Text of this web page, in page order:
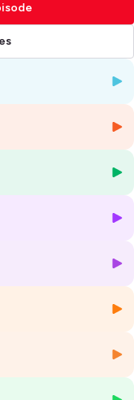
un sujet qui sera
avec des spécialistes
les dirigeants
de leurs options de
par la stratégie en
pour mon
et ses équipes dans
croissance priorisés que
que nous
externe, ou que ce soit
c’est-à-dire que
terrain de jeu à
ou aux
tel un startup
ces co entreprises ou